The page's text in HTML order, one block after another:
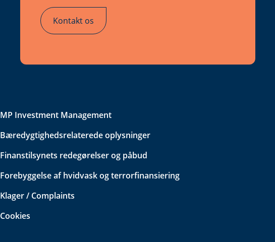
Kontakt os
MP Investment Management
Bæredygtighedsrelaterede oplysninger
Finanstilsynets redegørelser og påbud
Forebyggelse af hvidvask og terrorfinansiering
Klager / Complaints
Cookies